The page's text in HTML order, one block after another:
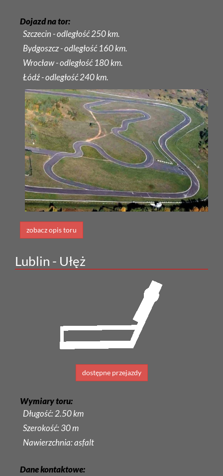
Dojazd na tor:
Szczecin - odległość 250 km.
Bydgoszcz - odległość 160 km.
Wrocław - odległość 180 km.
Łódź - odległość 240 km.
zobacz opis toru
Lublin - Ułęż
dostępne przejazdy
Wymiary toru:
Długość: 2.50 km
Szerokość: 30 m
Nawierzchnia: asfalt
Dane kontaktowe: